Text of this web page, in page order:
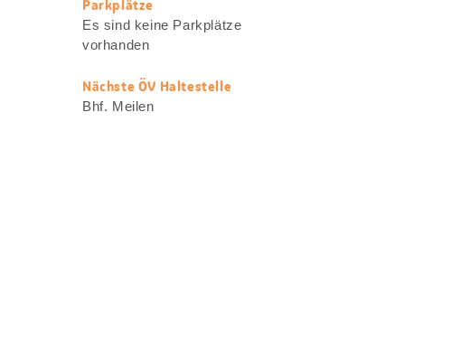
Parkplätze
Es sind keine Parkplätze
vorhanden
Nächste ÖV Haltestelle
Bhf. Meilen